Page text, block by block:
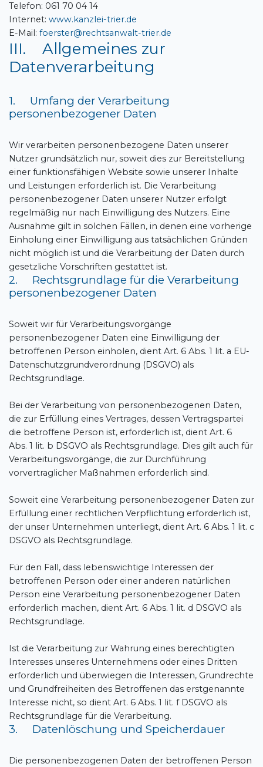
Telefon: 061 70 04 14
Internet: www.kanzlei-trier.de
E-Mail: foerster@rechtsanwalt-trier.de
III. Allgemeines zur
Datenverarbeitung
1. Umfang der Verarbeitung
personenbezogener Daten
Wir verarbeiten personenbezogene Daten unserer
Nutzer grundsätzlich nur, soweit dies zur Bereitstellung
einer funktionsfähigen Website sowie unserer Inhalte
und Leistungen erforderlich ist. Die Verarbeitung
personenbezogener Daten unserer Nutzer erfolgt
regelmäßig nur nach Einwilligung des Nutzers. Eine
Ausnahme gilt in solchen Fällen, in denen eine vorherige
Einholung einer Einwilligung aus tatsächlichen Gründen
nicht möglich ist und die Verarbeitung der Daten durch
gesetzliche Vorschriften gestattet ist.
2. Rechtsgrundlage für die Verarbeitung
personenbezogener Daten
Soweit wir für Verarbeitungsvorgänge
personenbezogener Daten eine Einwilligung der
betroffenen Person einholen, dient Art. 6 Abs. 1 lit. a EU-
Datenschutzgrundverordnung (DSGVO) als
Rechtsgrundlage.
Bei der Verarbeitung von personenbezogenen Daten,
die zur Erfüllung eines Vertrages, dessen Vertragspartei
die betroffene Person ist, erforderlich ist, dient Art. 6
Abs. 1 lit. b DSGVO als Rechtsgrundlage. Dies gilt auch für
Verarbeitungsvorgänge, die zur Durchführung
vorvertraglicher Maßnahmen erforderlich sind.
Soweit eine Verarbeitung personenbezogener Daten zur
Erfüllung einer rechtlichen Verpflichtung erforderlich ist,
der unser Unternehmen unterliegt, dient Art. 6 Abs. 1 lit. c
DSGVO als Rechtsgrundlage.
Für den Fall, dass lebenswichtige Interessen der
betroffenen Person oder einer anderen natürlichen
Person eine Verarbeitung personenbezogener Daten
erforderlich machen, dient Art. 6 Abs. 1 lit. d DSGVO als
Rechtsgrundlage.
Ist die Verarbeitung zur Wahrung eines berechtigten
Interesses unseres Unternehmens oder eines Dritten
erforderlich und überwiegen die Interessen, Grundrechte
und Grundfreiheiten des Betroffenen das erstgenannte
Interesse nicht, so dient Art. 6 Abs. 1 lit. f DSGVO als
Rechtsgrundlage für die Verarbeitung.
3. Datenlöschung und Speicherdauer
Die personenbezogenen Daten der betroffenen Person